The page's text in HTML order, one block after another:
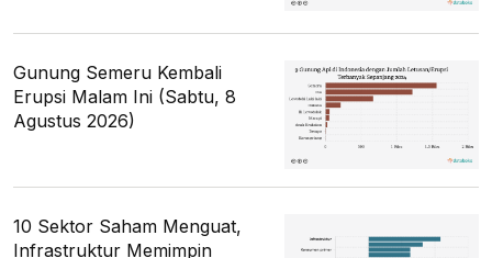
Gunung Semeru Kembali
Erupsi Malam Ini (Sabtu, 8
Agustus 2026)
10 Sektor Saham Menguat,
Infrastruktur Memimpin